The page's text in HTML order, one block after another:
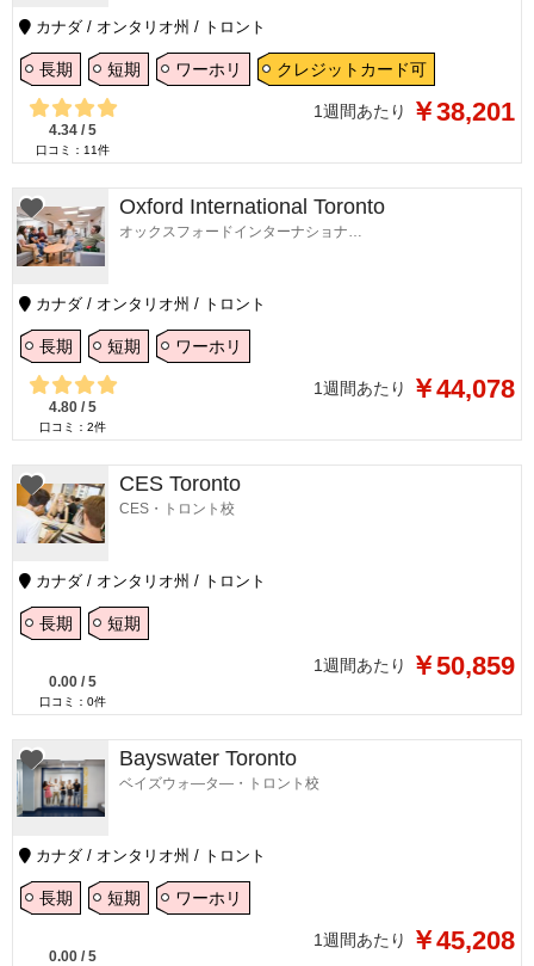
カナダ / オンタリオ州 / トロント
長期 短期 ワーホリ クレジットカード可
4.34 / 5
口コミ： 11件
1週間あたり ￥38,201
Oxford International Toronto
オックスフォードインターナショナル トロント
カナダ / オンタリオ州 / トロント
長期 短期 ワーホリ
4.80 / 5
口コミ： 2件
1週間あたり ￥44,078
CES Toronto
CES・トロント校
カナダ / オンタリオ州 / トロント
長期 短期
0.00 / 5
口コミ： 0件
1週間あたり ￥50,859
Bayswater Toronto
ベイズウォ―タ―・トロント校
カナダ / オンタリオ州 / トロント
長期 短期 ワーホリ
0.00 / 5
1週間あたり ￥45,208